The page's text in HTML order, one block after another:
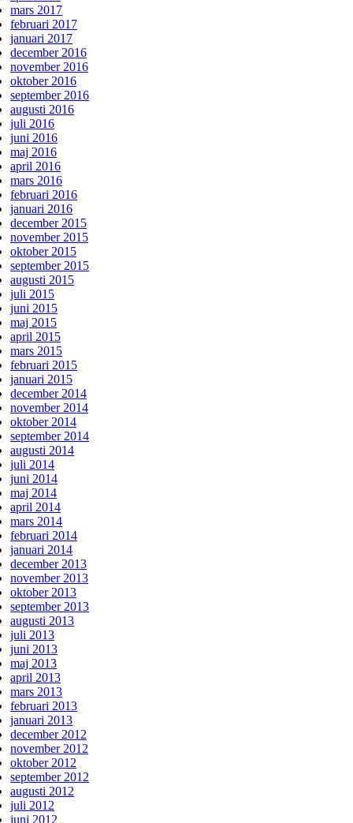
mars 2017
februari 2017
januari 2017
december 2016
november 2016
oktober 2016
september 2016
augusti 2016
juli 2016
juni 2016
maj 2016
april 2016
mars 2016
februari 2016
januari 2016
december 2015
november 2015
oktober 2015
september 2015
augusti 2015
juli 2015
juni 2015
maj 2015
april 2015
mars 2015
februari 2015
januari 2015
december 2014
november 2014
oktober 2014
september 2014
augusti 2014
juli 2014
juni 2014
maj 2014
april 2014
mars 2014
februari 2014
januari 2014
december 2013
november 2013
oktober 2013
september 2013
augusti 2013
juli 2013
juni 2013
maj 2013
april 2013
mars 2013
februari 2013
januari 2013
december 2012
november 2012
oktober 2012
september 2012
augusti 2012
juli 2012
juni 2012